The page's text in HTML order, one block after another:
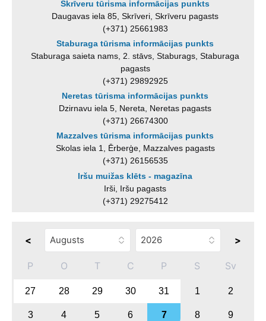
Skrīveru tūrisma informācijas punkts
Daugavas iela 85, Skrīveri, Skrīveru pagasts
(+371) 25661983
Staburaga tūrisma informācijas punkts
Staburaga saieta nams, 2. stāvs, Staburags, Staburaga
pagasts
(+371) 29892925
Neretas tūrisma informācijas punkts
Dzirnavu iela 5, Nereta, Neretas pagasts
(+371) 26674300
Mazzalves tūrisma informācijas punkts
Skolas iela 1, Ērberģe, Mazzalves pagasts
(+371) 26156535
Iršu muižas klēts - magazīna
Irši, Iršu pagasts
(+371) 29275412
< >
P O T C P S Sv
27 28 29 30 31 1 2
3 4 5 6 7 8 9